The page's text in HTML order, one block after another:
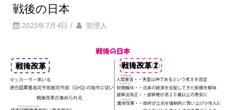
戦後の日本
2025年7月4日 / 管理人